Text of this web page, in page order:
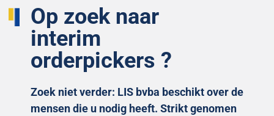
Op zoek naar
interim
orderpickers ?
Zoek niet verder: LIS bvba beschikt over de
mensen die u nodig heeft. Strikt genomen